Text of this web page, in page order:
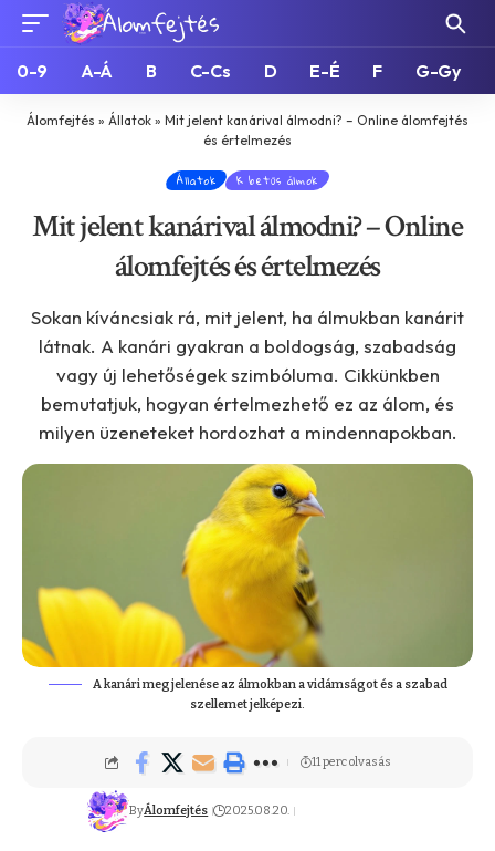
0-9 A-Á B C-Cs D E-É F G-Gy
Álomfejtés » Állatok » Mit jelent kanárival álmodni? – Online álomfejtés
és értelmezés
Állatok K betűs álmok
Mit jelent kanárival álmodni? – Online
álomfejtés és értelmezés
Sokan kíváncsiak rá, mit jelent, ha álmukban kanárit
látnak. A kanári gyakran a boldogság, szabadság
vagy új lehetőségek szimbóluma. Cikkünkben
bemutatjuk, hogyan értelmezhető ez az álom, és
milyen üzeneteket hordozhat a mindennapokban.
A kanári megjelenése az álmokban a vidámságot és a szabad
szellemet jelképezi.
ByÁlomfejtés 2025.08.20.
11 perc olvasás